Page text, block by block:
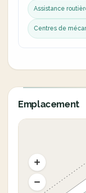
Assistance
Centres de
Emplacement